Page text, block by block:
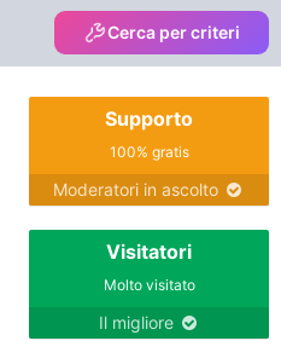
Cerca per criteri
Supporto
100% gratis
Moderatori in ascolto
Visitatori
Molto visitato
Il migliore